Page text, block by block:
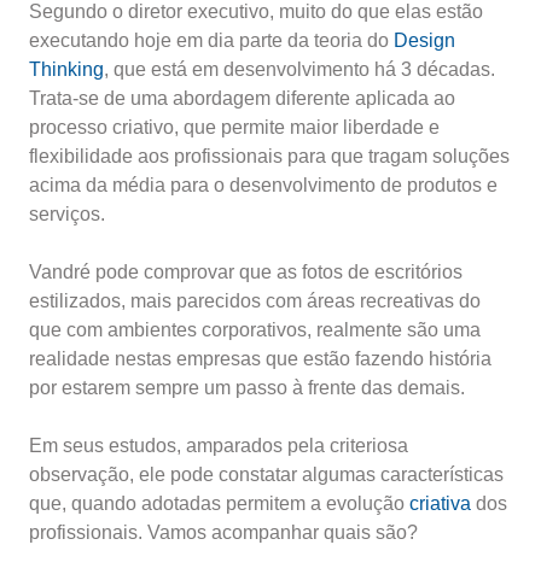
Segundo o diretor executivo, muito do que elas estão
executando hoje em dia parte da teoria do Design
Thinking, que está em desenvolvimento há 3 décadas.
Trata-se de uma abordagem diferente aplicada ao
processo criativo, que permite maior liberdade e
flexibilidade aos profissionais para que tragam soluções
acima da média para o desenvolvimento de produtos e
serviços.
Vandré pode comprovar que as fotos de escritórios
estilizados, mais parecidos com áreas recreativas do
que com ambientes corporativos, realmente são uma
realidade nestas empresas que estão fazendo história
por estarem sempre um passo à frente das demais.
Em seus estudos, amparados pela criteriosa
observação, ele pode constatar algumas características
que, quando adotadas permitem a evolução criativa dos
profissionais. Vamos acompanhar quais são?